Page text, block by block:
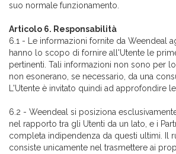
suo normale funzionamento.
Articolo 6. Responsabilità
6.1 - Le informazioni fornite da Weendeal
hanno lo scopo di fornire all'Utente le
pertinenti. Tali informazioni non sono per
non esonerano, se necessario, da una
L'Utente è invitato quindi ad approfondire
6.2 - Weendeal si posiziona
nel rapporto tra gli Utenti da un lato, e i
completa indipendenza da questi ultimi. Il
consiste unicamente nel trasmettere ai